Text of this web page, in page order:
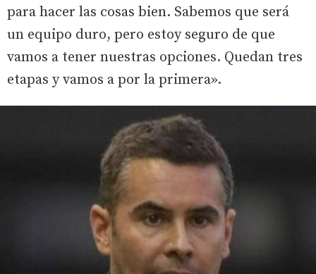
para hacer las cosas bien. Sabemos que será
un equipo duro, pero estoy seguro de que
vamos a tener nuestras opciones. Quedan tres
etapas y vamos a por la primera».